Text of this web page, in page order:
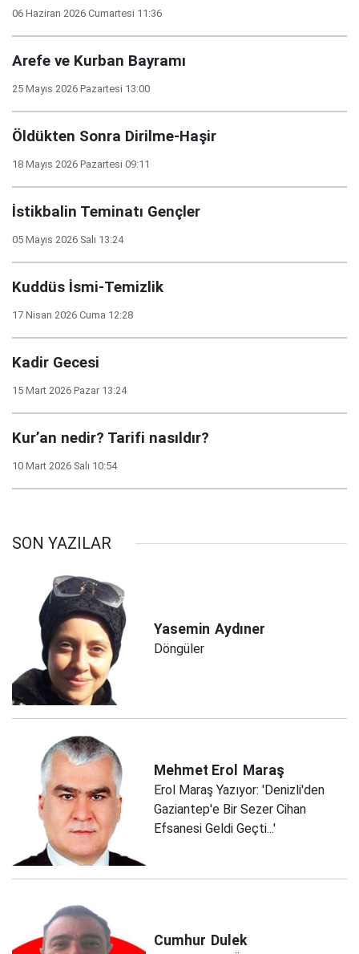
06 Haziran 2026 Cumartesi 11:36
Arefe ve Kurban Bayramı
25 Mayıs 2026 Pazartesi 13:00
Öldükten Sonra Dirilme-Haşir
18 Mayıs 2026 Pazartesi 09:11
İstikbalin Teminatı Gençler
05 Mayıs 2026 Salı 13:24
Kuddüs İsmi-Temizlik
17 Nisan 2026 Cuma 12:28
Kadir Gecesi
15 Mart 2026 Pazar 13:24
Kur’an nedir? Tarifi nasıldır?
10 Mart 2026 Salı 10:54
SON YAZILAR
Yasemin Aydıner
Döngüler
Mehmet Erol Maraş
Erol Maraş Yazıyor: 'Denizli'den
Gaziantep'e Bir Sezer Cihan
Efsanesi Geldi Geçti...'
Cumhur Dulek